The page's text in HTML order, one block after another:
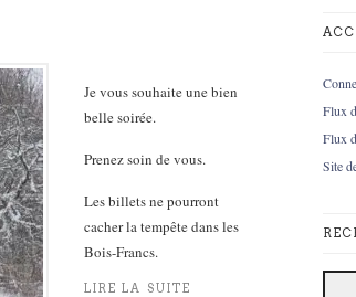
Je vous souhaite une bien
belle soirée.
Prenez soin de vous.
Les billets ne pourront
cacher la tempête dans les
Bois-Francs.
LIRE LA SUITE
Flux
Flux
Site